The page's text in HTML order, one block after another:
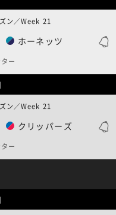
ホーネッツ
／Week 21
ー
クリッパーズ
／Week 21
ー